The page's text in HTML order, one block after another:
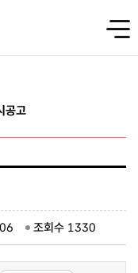
공고
조회수 1330